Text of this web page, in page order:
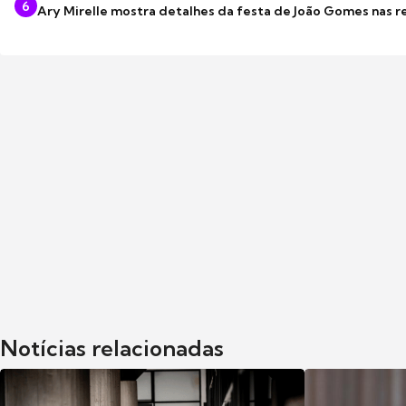
6 Ary Mirelle mostra detalhes da festa de João Gomes nas
Notícias relacionadas